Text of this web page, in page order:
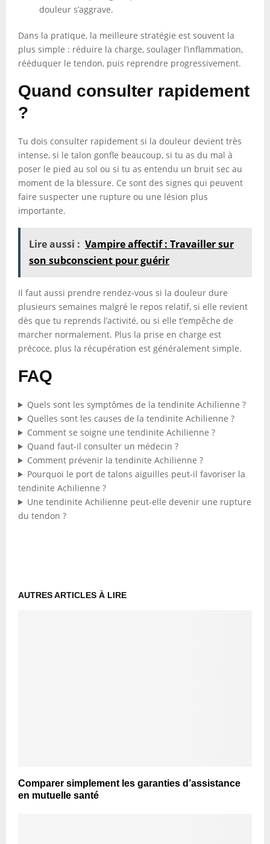
douleur s’aggrave.
Dans la pratique, la meilleure stratégie est souvent la
plus simple : réduire la charge, soulager l’inflammation,
rééduquer le tendon, puis reprendre progressivement.
Quand consulter rapidement
?
Tu dois consulter rapidement si la douleur devient très
intense, si le talon gonfle beaucoup, si tu as du mal à
poser le pied au sol ou si tu as entendu un bruit sec au
moment de la blessure. Ce sont des signes qui peuvent
faire suspecter une rupture ou une lésion plus
importante.
Lire aussi : Vampire affectif : Travailler sur
son subconscient pour guérir
Il faut aussi prendre rendez-vous si la douleur dure
plusieurs semaines malgré le repos relatif, si elle revient
dès que tu reprends l’activité, ou si elle t’empêche de
marcher normalement. Plus la prise en charge est
précoce, plus la récupération est généralement simple.
FAQ
Quels sont les symptômes de la tendinite Achilienne ?
Quelles sont les causes de la tendinite Achilienne ?
Comment se soigne une tendinite Achilienne ?
Quand faut-il consulter un médecin ?
Comment prévenir la tendinite Achilienne ?
Pourquoi le port de talons aiguilles peut-il favoriser la
tendinite Achilienne ?
Une tendinite Achilienne peut-elle devenir une rupture
du tendon ?
AUTRES ARTICLES À LIRE
Comparer simplement les garanties d’assistance
en mutuelle santé